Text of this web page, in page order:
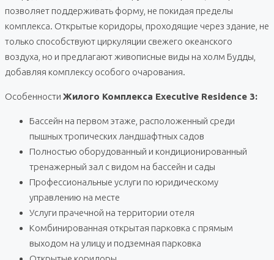
позволяет поддерживать форму, не покидая пределы
комплекса. Открытые коридоры, проходящие через здание, не
только способствуют циркуляции свежего океанского
воздуха, но и предлагают живописные виды на холм Будды,
добавляя комплексу особого очарования.
Особенности Жилого Комплекса Executive Residence 3:
Бассейн на первом этаже, расположенный среди
пышных тропических ландшафтных садов
Полностью оборудованный и кондиционированный
тренажерный зал с видом на бассейн и сады
Профессиональные услуги по юридическому
управлению на месте
Услуги прачечной на территории отеля
Комбинированная открытая парковка с прямым
выходом на улицу и подземная парковка